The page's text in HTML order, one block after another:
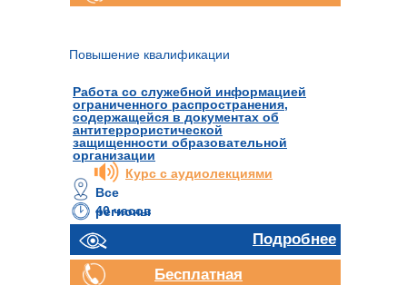
Повышение квалификации
Работа со служебной информацией
ограниченного распространения,
содержащейся в документах об
антитеррористической
защищенности образовательной
организации
40 часов
Все
регионы
Подробнее
Бесплатная
Курс с аудиолекциями